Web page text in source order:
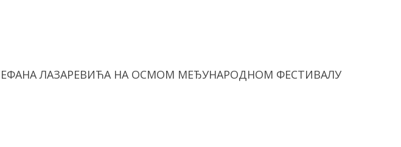
ЛАЗАРЕВИЋА НА ОСМОМ МЕЂУНАРОДНОМ ФЕСТИВАЛУ